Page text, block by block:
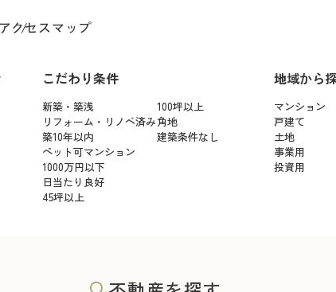
アクセスマップ
こだわり条件
新築・築浅
100坪以上
リフォーム・リノベ済み角地
築10年以内
建築条件なし
ペット可マンション
1000万円以下
日当たり良好
45坪以上
地域から
マンション
戸建て
土地
事業用
投資用